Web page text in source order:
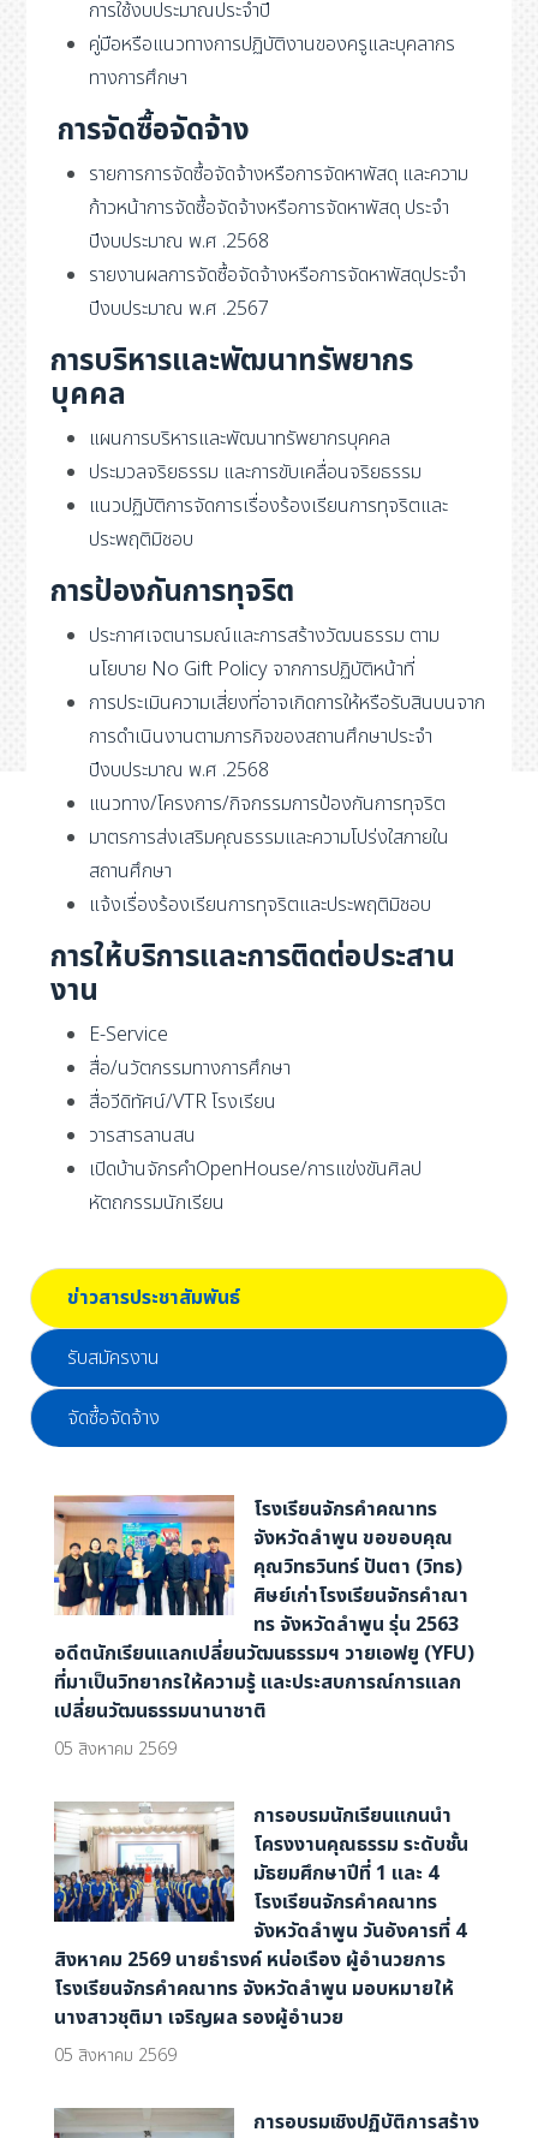
การใช้งบประมาณประจำปี
คู่มือหรือแนวทางการปฏิบัติงานของครูและบุคลากร
ทางการศึกษา
การจัดซื้อจัดจ้าง
รายการการจัดซื้อจัดจ้างหรือการจัดหาพัสดุ และความ
ก้าวหน้าการจัดซื้อจัดจ้างหรือการจัดหาพัสดุ ประจำ
ปีงบประมาณ พ.ศ .2568
รายงานผลการจัดซื้อจัดจ้างหรือการจัดหาพัสดุประจำ
ปีงบประมาณ พ.ศ .2567
การบริหารและพัฒนาทรัพยากร
บุคคล
แผนการบริหารและพัฒนาทรัพยากรบุคคล
ประมวลจริยธรรม และการขับเคลื่อนจริยธรรม
แนวปฏิบัติการจัดการเรื่องร้องเรียนการทุจริตและ
ประพฤติมิชอบ
การป้องกันการทุจริต
ประกาศเจตนารมณ์และการสร้างวัฒนธรรม ตาม
นโยบาย No Gift Policy จากการปฏิบัติหน้าที่
การประเมินความเสี่ยงที่อาจเกิดการให้หรือรับสินบนจาก
การดำเนินงานตามภารกิจของสถานศึกษาประจำ
ปีงบประมาณ พ.ศ .2568
แนวทาง/โครงการ/กิจกรรมการป้องกันการทุจริต
มาตรการส่งเสริมคุณธรรมและความโปร่งใสภายใน
สถานศึกษา
แจ้งเรื่องร้องเรียนการทุจริตและประพฤติมิชอบ
การให้บริการและการติดต่อประสาน
งาน
E-Service
สื่อ/นวัตกรรมทางการศึกษา
สื่อวีดิทัศน์/VTR โรงเรียน
วารสารลานสน
เปิดบ้านจักรคำOpenHouse/การแข่งขันศิลป
หัตถกรรมนักเรียน
ข่าวสารประชาสัมพันธ์
รับสมัครงาน
จัดซื้อจัดจ้าง
โรงเรียนจักรคำคณาทร
จังหวัดลำพูน ขอขอบคุณ
คุณวิทธวินทร์ ปันตา (วิทธ)
ศิษย์เก่าโรงเรียนจักรคำณา
ทร จังหวัดลำพูน รุ่น 2563
อดีตนักเรียนแลกเปลี่ยนวัฒนธรรมฯ วายเอฟยู (YFU)
ที่มาเป็นวิทยากรให้ความรู้ และประสบการณ์การแลก
เปลี่ยนวัฒนธรรมนานาชาติ
05 สิงหาคม 2569
การอบรมนักเรียนแกนนำ
โครงงานคุณธรรม ระดับชั้น
มัธยมศึกษาปีที่ 1 และ 4
โรงเรียนจักรคำคณาทร
จังหวัดลำพูน วันอังคารที่ 4
สิงหาคม 2569 นายธำรงค์ หน่อเรือง ผู้อำนวยการ
โรงเรียนจักรคำคณาทร จังหวัดลำพูน มอบหมายให้
นางสาวชุติมา เจริญผล รองผู้อํานวย
05 สิงหาคม 2569
การอบรมเชิงปฏิบัติการสร้าง